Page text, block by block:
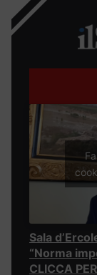
Sala
“Norma
CLICCA